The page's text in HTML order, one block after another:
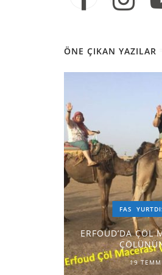
ÖNE ÇIKAN YAZILAR
FAS
ERFOUD’DA ÇÖL
19